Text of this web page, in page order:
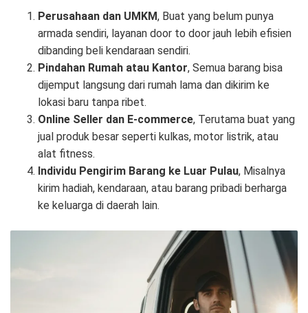
Perusahaan dan UMKM, Buat yang belum punya
armada sendiri, layanan door to door jauh lebih efisien
dibanding beli kendaraan sendiri.
Pindahan Rumah atau Kantor, Semua barang bisa
dijemput langsung dari rumah lama dan dikirim ke
lokasi baru tanpa ribet.
Online Seller dan E-commerce, Terutama buat yang
jual produk besar seperti kulkas, motor listrik, atau
alat fitness.
Individu Pengirim Barang ke Luar Pulau, Misalnya
kirim hadiah, kendaraan, atau barang pribadi berharga
ke keluarga di daerah lain.